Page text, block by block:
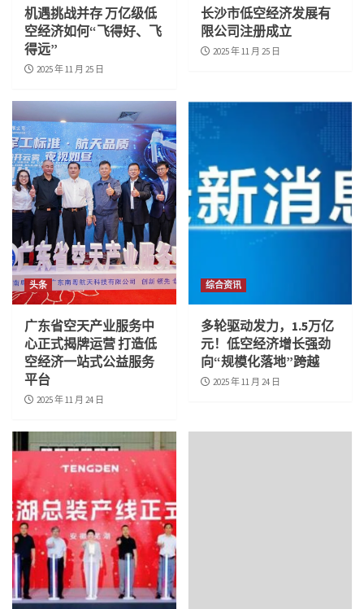
机遇挑战并存 万亿级低
空经济如何“飞得好、飞
得远”
2025 年 11 月 25 日
长沙市低空经济发展有
限公司注册成立
2025 年 11 月 25 日
头条
广东省空天产业服务中
心正式揭牌运营 打造低
空经济一站式公益服务
平台
2025 年 11 月 24 日
综合资讯
多轮驱动发力，1.5万亿
元！低空经济增长强劲
向“规模化落地”跨越
2025 年 11 月 24 日